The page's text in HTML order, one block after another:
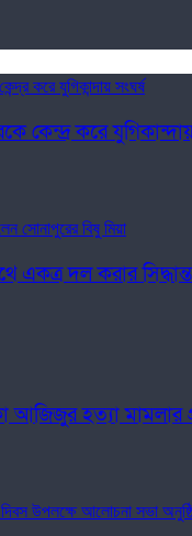
কেন্দ্র করে
দল করার
হত্যা মামলার